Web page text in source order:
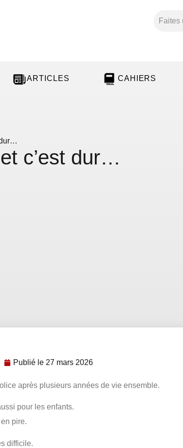
ARTICLES CAHIERS
c’est dur…
Publié le 27 mars 2026
après plusieurs années de vie ensemble.
pour les enfants.
pire.
difficile.